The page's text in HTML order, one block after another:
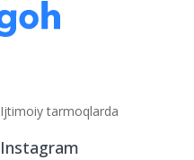
Ijtimoiy tarmoqlarda
Instagram